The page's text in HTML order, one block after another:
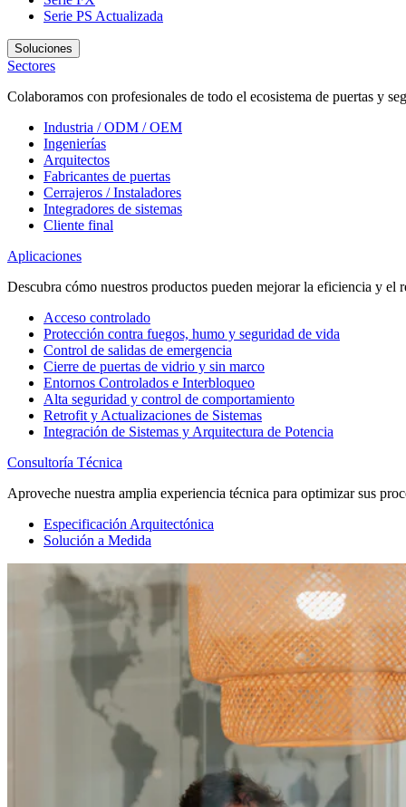
Serie PS Actualizada
Soluciones
Sectores
Colaboramos con profesionales de todo el ecosistema de puertas y
Industria / ODM / OEM
Ingenierías
Arquitectos
Fabricantes de puertas
Cerrajeros / Instaladores
Integradores de sistemas
Cliente final
Aplicaciones
Descubra cómo nuestros productos pueden mejorar la eficiencia y el
Acceso controlado
Protección contra fuegos, humo y seguridad de vida
Control de salidas de emergencia
Cierre de puertas de vidrio y sin marco
Entornos Controlados e Interbloqueo
Alta seguridad y control de comportamiento
Retrofit y Actualizaciones de Sistemas
Integración de Sistemas y Arquitectura de Potencia
Consultoría Técnica
Aproveche nuestra amplia experiencia técnica para optimizar sus
Especificación Arquitectónica
Solución a Medida